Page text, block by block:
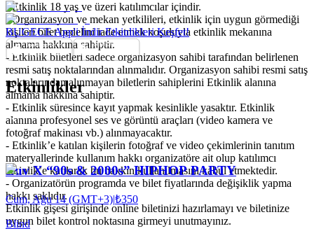
- Etkinlik 18 yaş ve üzeri katılımcılar içindir.
- Organizasyon ve mekan yetkilileri, etkinlik için uygun görmediği
kişileri bilet bedelini iade etmek koşuluyla etkinlik mekanına
almama hakkına sahiptir.
- Etkinlik biletleri sadece organizasyon sahibi tarafından belirlenen
resmi satış noktalarından alınmalıdır. Organizasyon sahibi resmi satış
noktalarından alınmayan biletlerin sahiplerini Etkinlik alanına
almama hakkına sahiptir.
- Etkinlik süresince kayıt yapmak kesinlikle yasaktır. Etkinlik
alanına profesyonel ses ve görüntü araçları (video kamera ve
fotoğraf makinası vb.) alınmayacaktır.
- Etkinlik’e katılan kişilerin fotoğraf ve video çekimlerinin tanıtım
materyallerinde kullanım hakkı organizatöre ait olup katılımcı
etkinlik’e katılarak bu hakkın kullanılmasını kabul etmektedir.
- Organizatörün programda ve bilet fiyatlarında değişiklik yapma
hakkı saklıdır.
Etkinlik gişesi girişinde online biletinizi hazırlamayı ve biletinize
uygun bilet kontrol noktasına girmeyi unutmayınız.
BUGECE App'i İndir Etkinlikleri Keşfet!
Etkinlikler
Luv X “90s & 2000s” HIPHOP PARTY
Cum, Ağu 14 (GMT+3)|₺350
Blind